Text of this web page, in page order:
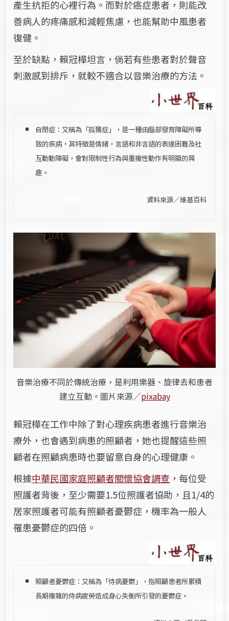
產生抗拒的心裡行為。而對於癌症患者，則能改
善病人的疼痛感和減輕焦慮，也能幫助中風患者
復健。
至於缺點，賴冠樺坦言，倘若有些患者對於聲音
刺激感到排斥，就較不適合以音樂治療的方法。
自閉症：又稱為「孤獨症」，是一種由腦部發育障礙所導
致的疾病，其特徵是情緒，言語和非言語的表達困難及社
互動動障礙，會對限制性行為與重複性動作有明顯的興
趣。
資料來源／維基百科
音樂治療不同於傳統治療，是利用樂器、旋律去和患者
建立互動。圖片來源／pixabay
賴冠樺在工作中除了對心理疾病患者進行音樂治
療外，也會遇到病患的照顧者，她也提醒這些照
顧者在照顧病患時也要留意自身的心理健康。
根據中華民國家庭照顧者關懷協會調查 ，每位受
照護者背後，至少需要1.5位照護者協助，且1/4的
居家照護者可能有照顧者憂鬱症，機率為一般人
罹患憂鬱症的四倍。
照顧者憂鬱症：又稱為「侍病憂鬱」，指照顧患者所累積
長期複雜的侍病疲勞造成身心失衡所引發的憂鬱症。